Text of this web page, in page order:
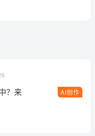
AI创作
？来